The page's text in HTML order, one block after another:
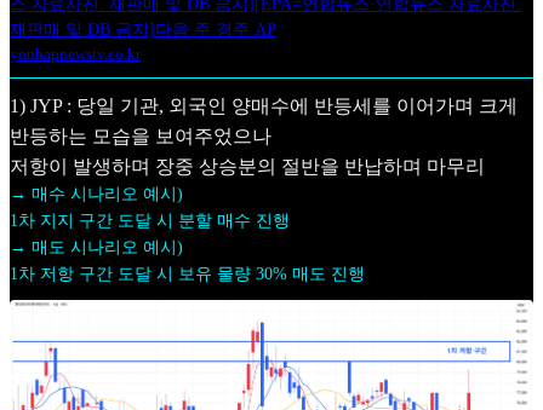
스 자료사진. 재판매 및 DB 금지][EPA=연합뉴스·연합뉴스 자료사진.
재판매 및 DB 금지]다음 주 경주 AP
yonhapnewstv.co.kr
1) JYP : 당일 기관, 외국인 양매수에 반등세를 이어가며 크게
반등하는 모습을 보여주었으나
저항이 발생하며 장중 상승분의 절반을 반납하며 마무리
→ 매수 시나리오 예시)
1차 지지 구간 도달 시 분할 매수 진행
→ 매도 시나리오 예시)
1차 저항 구간 도달 시 보유 물량 30% 매도 진행